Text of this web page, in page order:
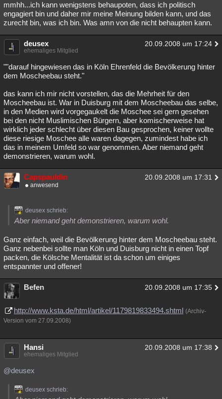
mmhh...ich kann wenigstens behaupoten, dass ich politisch
engagiert bin und daher mir meine Meinung bilden kann, und das
zurecht bin, was ich bin. Was amn von die nicht behaupten kann.
deusex 20.09.2008 um 17:24
ehemaliges Mitglied
""darauf hingewiesen das in Köln Ehrenfeld die Bevölkerung hinter
dem Moscheebau steht."
das kann ich mir nicht vorstellen, das die Mehrheit für den
Moscheebau ist. War in Duisburg mit dem Moscheebau das selbe,
in den Medien wird vorgegaukelt die Moschee sei gern gesehen
bei den nicht Muslimischen Bürgern, aber komischerweise hat
wirklich jeder schlecht über diesen Bau gesprochen, keiner wollte
diese riesige Moschee alle waren dagegen, zumindest habe ich
das in meinem Umfeld so war genommen. Aber niemand geht
demonstrieren, warum wohl.
Capspauldin 20.09.2008 um 17:31
anwesend
deusex schrieb:
Aber niemand geht demonstrieren, warum wohl.
Ganz einfach, weil die Bevölkerung hinter dem Moscheebau steht.
Ganz nebenbei sollte man Köln und Duisburg nicht in einen Topf
packen, die Kölsche Mentalität ist da schon um einiges
entspannter und offener!
Befen 20.09.2008 um 17:35
http://www.ksta.de/html/artikel/1179819833494.shtml (Archiv-
Version vom 27.09.2008)
Hansi 20.09.2008 um 17:38
ehemaliges Mitglied
@deusex
deusex schrieb: